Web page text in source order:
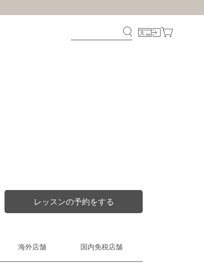
レッスンの予約をする
海外店舗 国内免税店舗